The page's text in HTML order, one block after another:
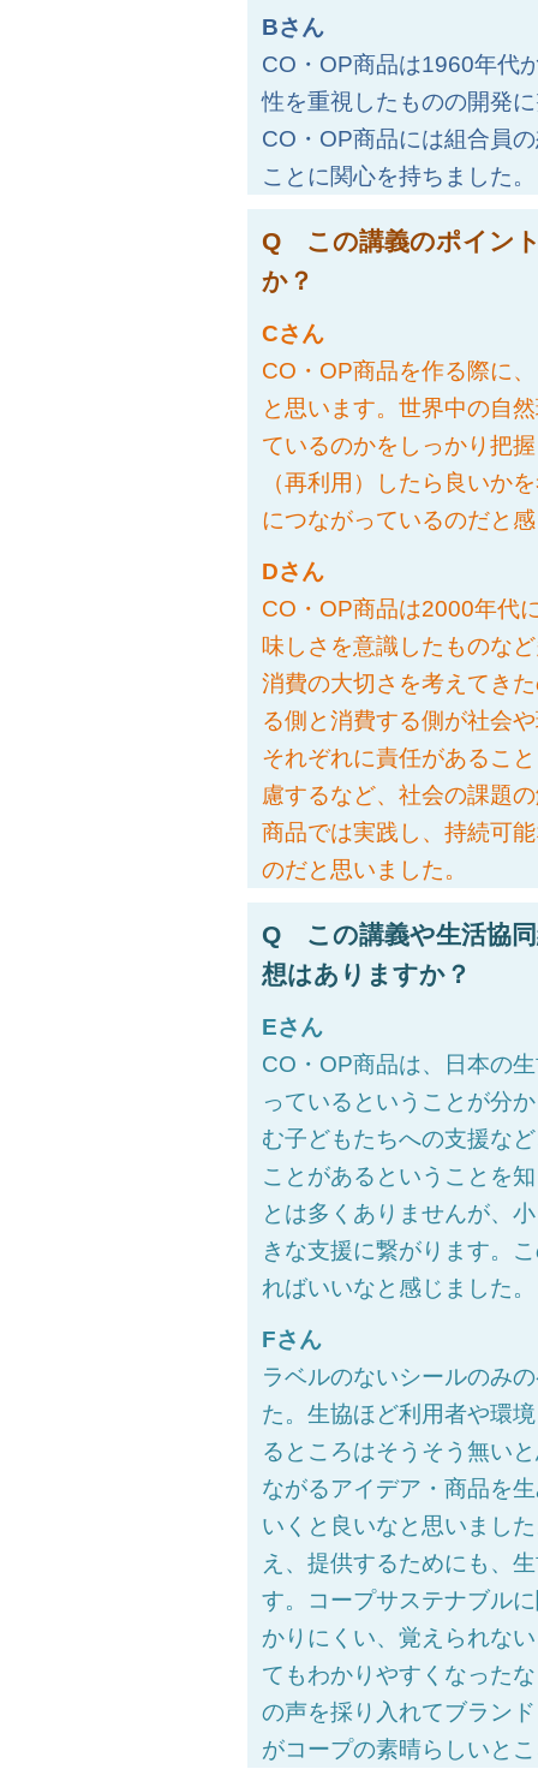
Bさん
CO・OP商品は1960年代
性を重視したものの開発
CO・OP商品には組合員
ことに関心を持ちました。
Q この講義のポイン
か？
Cさん
CO・OP商品を作る際に
と思います。世界中の自
ているのかをしっかり把
（再利用）したら良いか
につながっているのだと
Dさん
CO・OP商品は2000年代
味しさを意識したものな
消費の大切さを考えてき
る側と消費する側が社会
それぞれに責任があるこ
慮するなど、社会の課題
商品では実践し、持続可
のだと思いました。
Q この講義や生活協同
想はありますか？
Eさん
CO・OP商品は、日本の
っているということが分
む子どもたちへの支援な
ことがあるということを
とは多くありませんが、
きな支援に繋がります。
ればいいなと感じました。
Fさん
ラベルのないシールのみ
た。生協ほど利用者や環
るところはそうそう無い
ながるアイデア・商品を
いくと良いなと思いまし
え、提供するためにも、
す。コープサステナブル
かりにくい、覚えられな
てもわかりやすくなった
の声を採り入れてブラン
がコープの素晴らしいと